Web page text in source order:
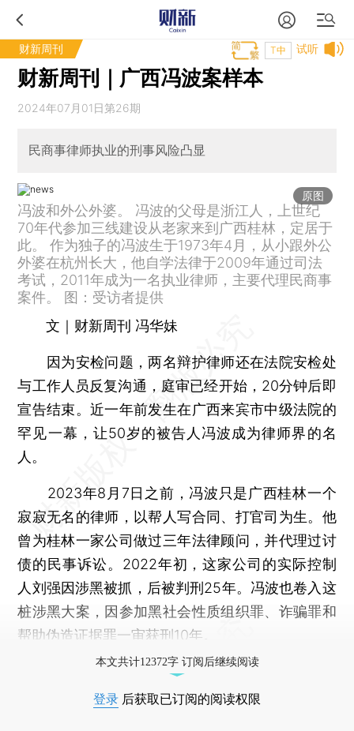
财新周刊 试听
T中
财新周刊｜广西冯波案样本
2024年07月01日第26期
民商事律师执业的刑事风险凸显
原图
冯波和外公外婆。 冯波的父母是浙江人，上世纪
70年代参加三线建设从老家来到广西桂林，定居于
此。 作为独子的冯波生于1973年4月，从小跟外公
外婆在杭州长大，他自学法律于2009年通过司法
考试，2011年成为一名执业律师，主要代理民商事
案件。 图：受访者提供
文｜财新周刊 冯华妹
因为安检问题，两名辩护律师还在法院安检处
与工作人员反复沟通，庭审已经开始，20分钟后即
宣告结束。近一年前发生在广西来宾市中级法院的
罕见一幕，让50岁的被告人冯波成为律师界的名
人。
2023年8月7日之前，冯波只是广西桂林一个
寂寂无名的律师，以帮人写合同、打官司为生。他
曾为桂林一家公司做过三年法律顾问，并代理过讨
债的民事诉讼。2022年初，这家公司的实际控制
人刘强因涉黑被抓，后被判刑25年。冯波也卷入这
桩涉黑大案，因参加黑社会性质组织罪、诈骗罪和
帮助伪造证据罪一审获刑10年。
本文共计12372字 订阅后继续阅读
登录 后获取已订阅的阅读权限